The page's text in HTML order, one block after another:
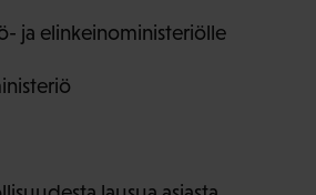
ja elinkeinoministeriölle